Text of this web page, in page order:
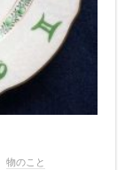
物のこと